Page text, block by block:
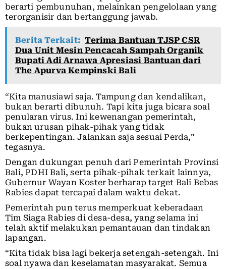
berarti pembunuhan, melainkan pengelolaan yang
terorganisir dan bertanggung jawab.
Berita Terkait: Terima Bantuan TJSP CSR
Dua Unit Mesin Pencacah Sampah Organik
Bupati Adi Arnawa Apresiasi Bantuan dari
The Apurva Kempinski Bali
“Kita manusiawi saja. Tampung dan kendalikan,
bukan berarti dibunuh. Tapi kita juga bicara soal
penularan virus. Ini kewenangan pemerintah,
bukan urusan pihak-pihak yang tidak
berkepentingan. Jalankan saja sesuai Perda,”
tegasnya.
Dengan dukungan penuh dari Pemerintah Provinsi
Bali, PDHI Bali, serta pihak-pihak terkait lainnya,
Gubernur Wayan Koster berharap target Bali Bebas
Rabies dapat tercapai dalam waktu dekat.
Pemerintah pun terus memperkuat keberadaan
Tim Siaga Rabies di desa-desa, yang selama ini
telah aktif melakukan pemantauan dan tindakan
lapangan.
“Kita tidak bisa lagi bekerja setengah-setengah. Ini
soal nyawa dan keselamatan masyarakat. Semua